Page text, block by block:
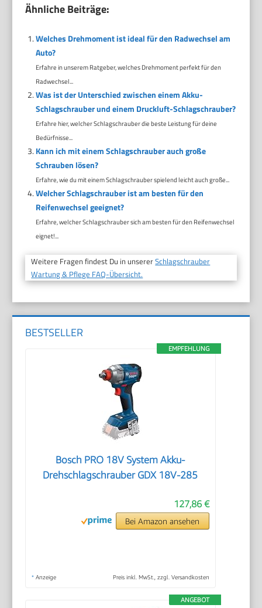
Ähnliche Beiträge:
Welches Drehmoment ist ideal für den Radwechsel am
Auto?
Erfahre in unserem Ratgeber, welches Drehmoment perfekt für den
Radwechsel...
Was ist der Unterschied zwischen einem Akku-
Schlagschrauber und einem Druckluft-Schlagschrauber?
Erfahre hier, welcher Schlagschrauber die beste Leistung für deine
Bedürfnisse...
Kann ich mit einem Schlagschrauber auch große
Schrauben lösen?
Erfahre, wie du mit einem Schlagschrauber spielend leicht auch große...
Welcher Schlagschrauber ist am besten für den
Reifenwechsel geeignet?
Erfahre, welcher Schlagschrauber sich am besten für den Reifenwechsel
eignet!...
Weitere Fragen findest Du in unsererSchlagschrauber
Wartung & Pflege FAQ-Übersicht.
BESTSELLER
EMPFEHLUNG
Bosch PRO 18V System Akku-
Drehschlagschrauber GDX 18V-285
127,86 €
Bei Amazon ansehen
* Anzeige Preis inkl. MwSt., zzgl. Versandkosten
ANGEBOT